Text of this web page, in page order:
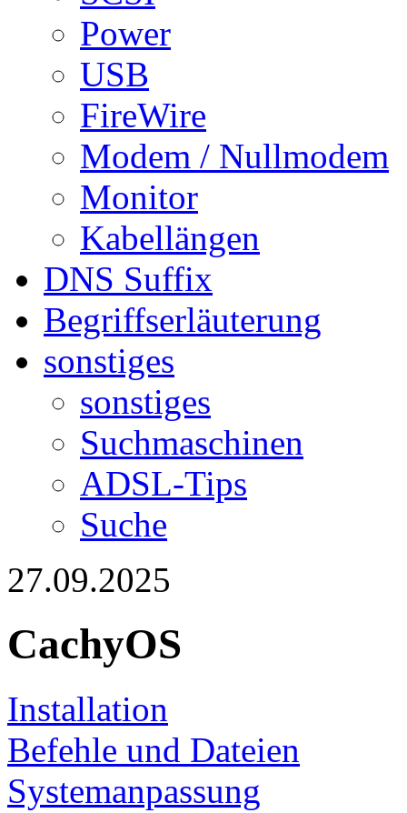
Power
USB
FireWire
Modem / Nullmodem
Monitor
Kabellängen
DNS Suffix
Begriffserläuterung
sonstiges
sonstiges
Suchmaschinen
ADSL-Tips
Suche
27.09.2025
CachyOS
Installation
Befehle und Dateien
Systemanpassung